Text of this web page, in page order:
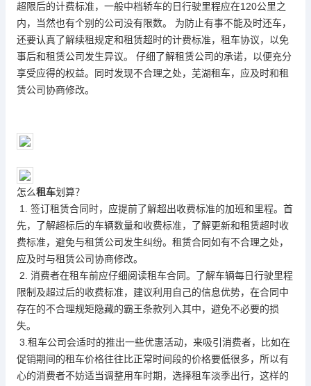
超限后的计费标准，一般中档轿车的日行驶里程应在120公里之
内，当然也有个别的公司没有限数。 为防止有事不能及时还车，
还要认真了解续租规定和租赁超时的计费标准，租车协议，以免
事后和租赁公司发生异议。 仔细了解租赁公司的承诺，以便充分
享受应得的权益。同时发现不合理之处， 芜湖租车，应及时和租
赁公司协商修改。
怎么租车划算？
1. 签订租赁合同时，应提前了解超出收费标准的加班和里程。首
先，了解超标后的车辆数量和收费标准，了解更新和租赁超时收
费标准，避免与租赁公司发生纠纷。租赁合同如有不合理之处，
应及时与租赁公司协商修改。
2. 消费者在租车前应仔细阅读租车合同。了解车辆每日行驶里程
限制及超过后的收费标准，建议利用自己的信息优势，在合同中
存在的不合理规矩隐藏的霸王条款列入其中，避免不必要的损
失。
3.租车公司会适时的推出一些优惠活动，来吸引消费者，比如在
促销期间的租车价格往往比正常时间段的价格要低很多，所以有
心的消费者不妨适当调整用车时期，选择租车淡季出行，这样的